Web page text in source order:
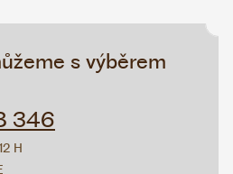
s výběrem
346
H